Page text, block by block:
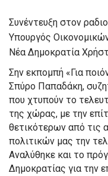
Συνέντευξη στον
Υπουργός
Νέα Δημοκρατία
Σην εκπομπή «Για
Σπύρο Παπαδάκη,
που χτυπούν το
της χώρας, με την
θετικότερων από τις
πολιτικών μας την
Αναλύθηκε και το
Δημοκρατίας για την